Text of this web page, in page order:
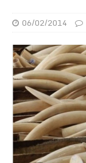
06/02/2014